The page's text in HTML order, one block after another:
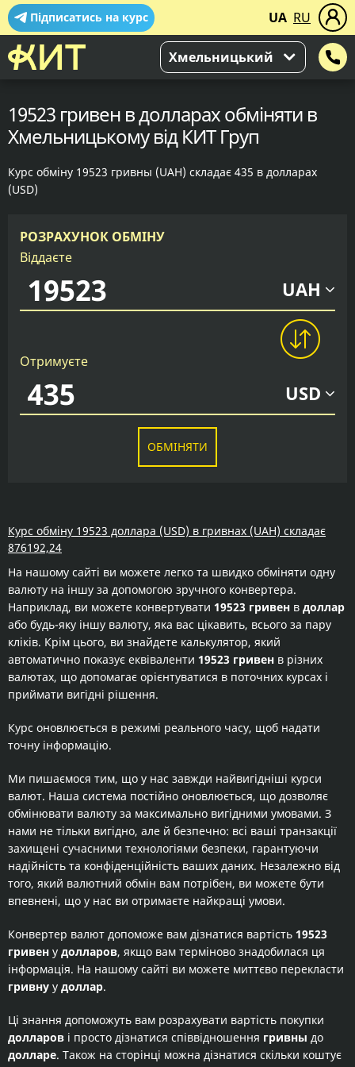
Підписатись на курс UA RU
Хмельницький
19523 гривен в долларах обміняти в
Хмельницькому від КИТ Груп
Курс обміну 19523 гривны (UAH) складає 435 в долларах
(USD)
РОЗРАХУНОК ОБМІНУ
Віддаєте
UAH
Отримуєте
USD
ОБМІНЯТИ
Курс обміну 19523 доллара (USD) в гривнах (UAH) складає
876192,24
На нашому сайті ви можете легко та швидко обміняти одну
валюту на іншу за допомогою зручного конвертера.
Наприклад, ви можете конвертувати 19523 гривен в доллар
або будь-яку іншу валюту, яка вас цікавить, всього за пару
кліків. Крім цього, ви знайдете калькулятор, який
автоматично показує еквіваленти 19523 гривен в різних
валютах, що допомагає орієнтуватися в поточних курсах і
приймати вигідні рішення.
Курс оновлюється в режимі реального часу, щоб надати
точну інформацію.
Ми пишаємося тим, що у нас завжди найвигідніші курси
валют. Наша система постійно оновлюється, що дозволяє
обмінювати валюту за максимально вигідними умовами. З
нами не тільки вигідно, але й безпечно: всі ваші транзакції
захищені сучасними технологіями безпеки, гарантуючи
надійність та конфіденційність ваших даних. Незалежно від
того, який валютний обмін вам потрібен, ви можете бути
впевнені, що у нас ви отримаєте найкращі умови.
Конвертер валют допоможе вам дізнатися вартість 19523
гривен у долларов, якщо вам терміново знадобилася ця
інформація. На нашому сайті ви можете миттєво перекласти
гривну у доллар.
Ці знання допоможуть вам розрахувати вартість покупки
долларов і просто дізнатися співвідношення гривны до
долларе. Також на сторінці можна дізнатися скільки коштує